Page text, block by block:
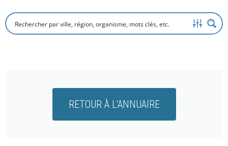
RETOUR À L'ANNUAIRE